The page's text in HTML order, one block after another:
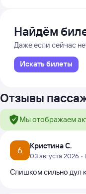
Найдём
Даже если сейчас
Искать билеты
Отзывы
Мы отображаем
6 Кристина С.
03 августа 2026
Слишком сильно дул